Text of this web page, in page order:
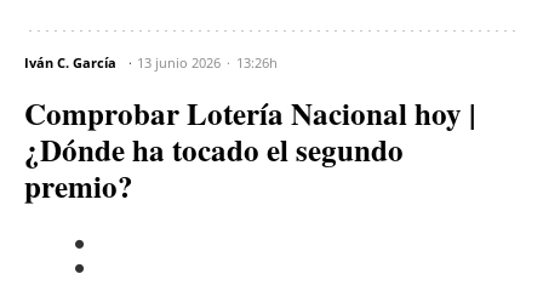
Iván C. García 13 junio 2026 13:26h
Comprobar Lotería Nacional hoy |
¿Dónde ha tocado el segundo
premio?